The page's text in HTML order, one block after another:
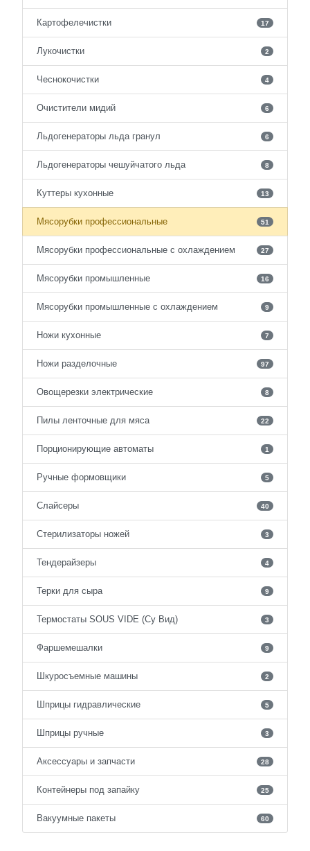
Картофелечистки 17
Лукочистки 2
Чеснокочистки 4
Очистители мидий 6
Льдогенераторы льда гранул 6
Льдогенераторы чешуйчатого льда 8
Куттеры кухонные 13
Мясорубки профессиональные 51
Мясорубки профессиональные с охлаждением 27
Мясорубки промышленные 16
Мясорубки промышленные с охлаждением 9
Ножи кухонные 7
Ножи разделочные 97
Овощерезки электрические 8
Пилы ленточные для мяса 22
Порционирующие автоматы 1
Ручные формовщики 5
Слайсеры 40
Стерилизаторы ножей 3
Тендерайзеры 4
Терки для сыра 9
Термостаты SOUS VIDE (Су Вид) 3
Фаршемешалки 9
Шкуросъемные машины 2
Шприцы гидравлические 5
Шприцы ручные 3
Аксессуары и запчасти 28
Контейнеры под запайку 25
Вакуумные пакеты 60